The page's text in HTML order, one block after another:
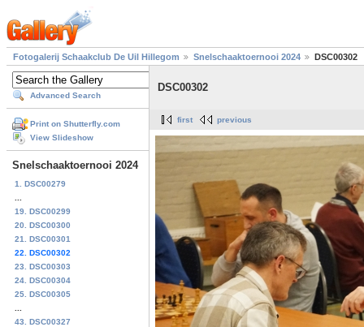
Fotogalerij Schaakclub De Uil Hillegom Snelschaaktoernooi 2024 DSC00302
Advanced Search
Print on Shutterfly.com
View Slideshow
Snelschaaktoernooi 2024
1. DSC00279
19. DSC00299
20. DSC00300
21. DSC00301
22. DSC00302
23. DSC00303
24. DSC00304
25. DSC00305
43. DSC00327
DSC00302
first previous